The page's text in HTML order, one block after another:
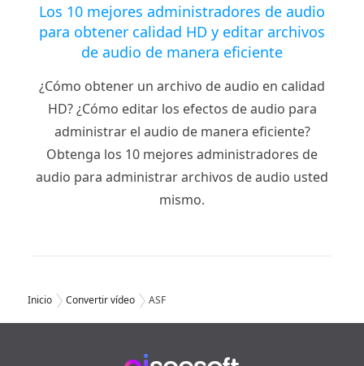
Los 10 mejores administradores de audio
para obtener calidad HD y editar archivos
de audio de manera eficiente
¿Cómo obtener un archivo de audio en calidad
HD? ¿Cómo editar los efectos de audio para
administrar el audio de manera eficiente?
Obtenga los 10 mejores administradores de
audio para administrar archivos de audio usted
mismo.
Inicio Convertir vídeo ASF